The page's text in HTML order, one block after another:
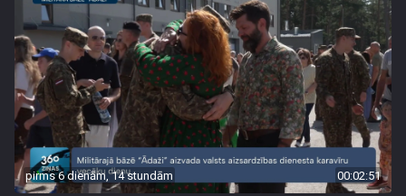
pirms 6 dienām, 14 stundām 00:02:51